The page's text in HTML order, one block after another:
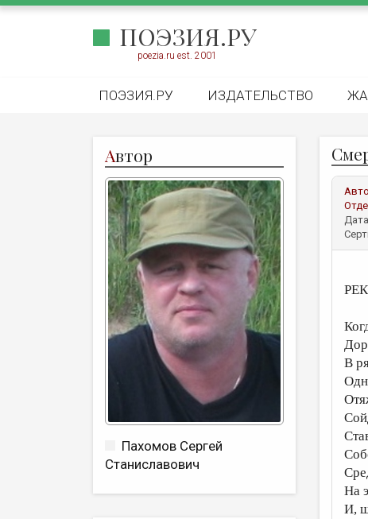
ПОЭЗИЯ.РУ
poezia.ru est. 2001
ПОЭЗИЯ.РУ ИЗДАТЕЛЬСТВО
Автор
Пахомов Сергей
Станиславович
В
На
И,